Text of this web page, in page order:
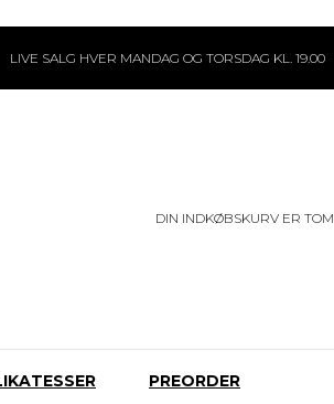
LIVE SALG HVER MANDAG OG TORSDAG KL. 19.00
DIN INDKØBSKURV ER TOM
PREORDER